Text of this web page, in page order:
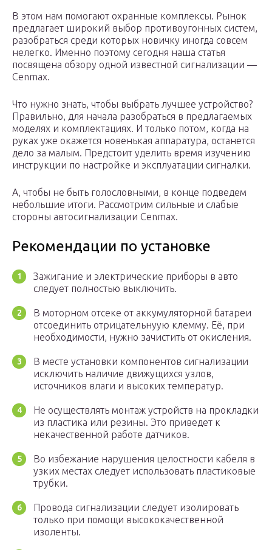
В этом нам помогают охранные комплексы. Рынок
предлагает широкий выбор противоугонных систем,
разобраться среди которых новичку иногда совсем
нелегко. Именно поэтому сегодня наша статья
посвящена обзору одной известной сигнализации —
Cenmax.
Что нужно знать, чтобы выбрать лучшее устройство?
Правильно, для начала разобраться в предлагаемых
моделях и комплектациях. И только потом, когда на
руках уже окажется новенькая аппаратура, останется
дело за малым. Предстоит уделить время изучению
инструкции по настройке и эксплуатации сигналки.
А, чтобы не быть голословными, в конце подведем
небольшие итоги. Рассмотрим сильные и слабые
стороны автосигнализации Cenmax.
Рекомендации по установке
Зажигание и электрические приборы в авто
следует полностью выключить.
В моторном отсеке от аккумуляторной батареи
отсоединить отрицательнуую клемму. Её, при
необходимости, нужно зачистить от окисления.
В месте установки компонентов сигнализации
исключить наличие движущихся узлов,
источников влаги и высоких температур.
Не осуществлять монтаж устройств на прокладки
из пластика или резины. Это приведет к
некачественной работе датчиков.
Во избежание нарушения целостности кабеля в
узких местах следует использовать пластиковые
трубки.
Провода сигнализации следует изолировать
только при помощи высококачественной
изоленты.